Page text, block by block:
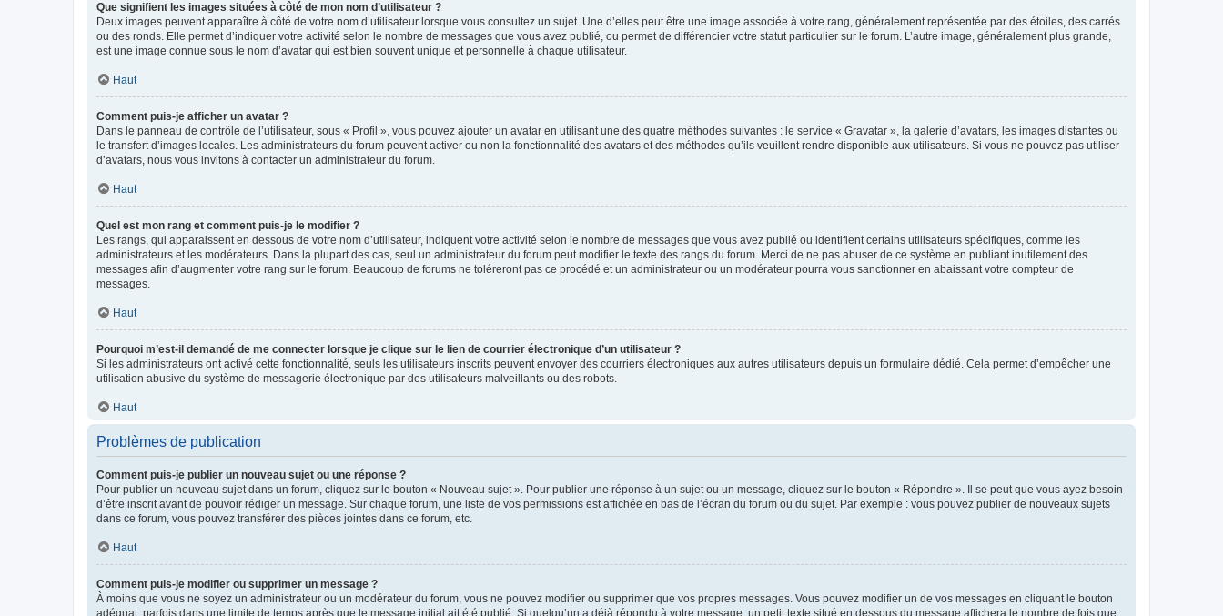
Que signifient les images situées à côté de mon nom d’utilisateur ?
Deux images peuvent apparaître à côté de votre nom d’utilisateur lorsque vous consultez un sujet. Une d’elles peut être une image associée à votre rang, généralement représentée par des étoiles, des carrés
ou des ronds. Elle permet d’indiquer votre activité selon le nombre de messages que vous avez publié, ou permet de différencier votre statut particulier sur le forum. L’autre image, généralement plus grande,
est une image connue sous le nom d’avatar qui est bien souvent unique et personnelle à chaque utilisateur.
Haut
Comment puis-je afficher un avatar ?
Dans le panneau de contrôle de l’utilisateur, sous « Profil », vous pouvez ajouter un avatar en utilisant une des quatre méthodes suivantes : le service « Gravatar », la galerie d’avatars, les images distantes ou
le transfert d’images locales. Les administrateurs du forum peuvent activer ou non la fonctionnalité des avatars et des méthodes qu’ils veuillent rendre disponible aux utilisateurs. Si vous ne pouvez pas utiliser
d’avatars, nous vous invitons à contacter un administrateur du forum.
Haut
Quel est mon rang et comment puis-je le modifier ?
Les rangs, qui apparaissent en dessous de votre nom d’utilisateur, indiquent votre activité selon le nombre de messages que vous avez publié ou identifient certains utilisateurs spécifiques, comme les
administrateurs et les modérateurs. Dans la plupart des cas, seul un administrateur du forum peut modifier le texte des rangs du forum. Merci de ne pas abuser de ce système en publiant inutilement des
messages afin d’augmenter votre rang sur le forum. Beaucoup de forums ne toléreront pas ce procédé et un administrateur ou un modérateur pourra vous sanctionner en abaissant votre compteur de
messages.
Haut
Pourquoi m’est-il demandé de me connecter lorsque je clique sur le lien de courrier électronique d’un utilisateur ?
Si les administrateurs ont activé cette fonctionnalité, seuls les utilisateurs inscrits peuvent envoyer des courriers électroniques aux autres utilisateurs depuis un formulaire dédié. Cela permet d’empêcher une
utilisation abusive du système de messagerie électronique par des utilisateurs malveillants ou des robots.
Haut
Problèmes de publication
Comment puis-je publier un nouveau sujet ou une réponse ?
Pour publier un nouveau sujet dans un forum, cliquez sur le bouton « Nouveau sujet ». Pour publier une réponse à un sujet ou un message, cliquez sur le bouton « Répondre ». Il se peut que vous ayez besoin
d’être inscrit avant de pouvoir rédiger un message. Sur chaque forum, une liste de vos permissions est affichée en bas de l’écran du forum ou du sujet. Par exemple : vous pouvez publier de nouveaux sujets
dans ce forum, vous pouvez transférer des pièces jointes dans ce forum, etc.
Haut
Comment puis-je modifier ou supprimer un message ?
À moins que vous ne soyez un administrateur ou un modérateur du forum, vous ne pouvez modifier ou supprimer que vos propres messages. Vous pouvez modifier un de vos messages en cliquant le bouton
adéquat, parfois dans une limite de temps après que le message initial ait été publié. Si quelqu’un a déjà répondu à votre message, un petit texte situé en dessous du message affichera le nombre de fois que